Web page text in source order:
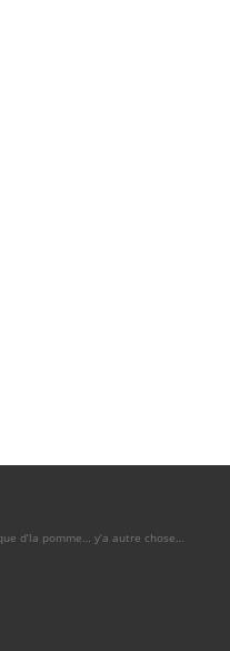
d’la pomme… y’a autre chose…